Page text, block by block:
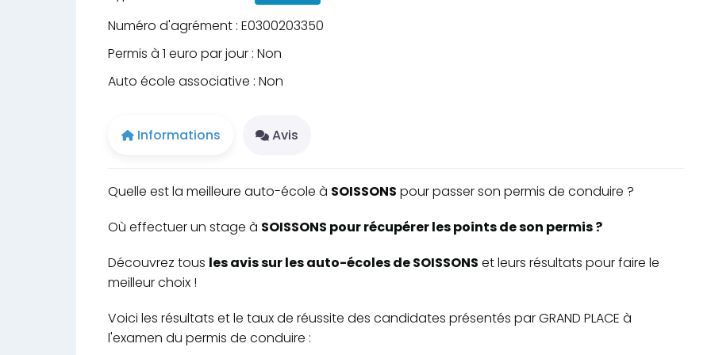
Numéro d'agrément : E0300203350
Permis à 1 euro par jour : Non
Auto école associative : Non
Informations Avis
Quelle est la meilleure auto-école à SOISSONS pour passer son permis de conduire ?
Où effectuer un stage à SOISSONS pour récupérer les points de son permis ?
Découvrez tous les avis sur les auto-écoles de SOISSONS et leurs résultats pour faire le
meilleur choix !
Voici les résultats et le taux de réussite des candidates présentés par GRAND PLACE à
l'examen du permis de conduire :